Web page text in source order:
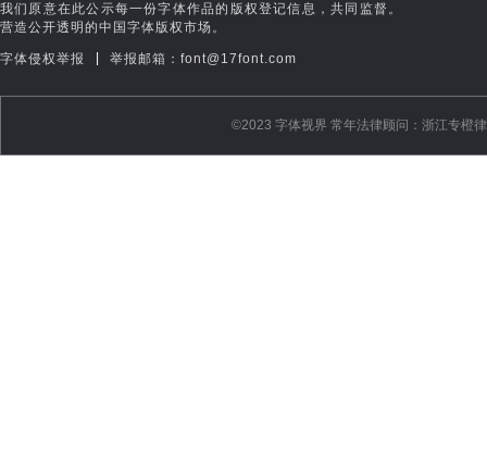
我们原意在此公示每一份字体作品的版权登记信息，共同监督。
营造公开透明的中国字体版权市场。
字体侵权举报 | 举报邮箱：font@17font.com
©️2023 字体视界 常年法律顾问：浙江专橙